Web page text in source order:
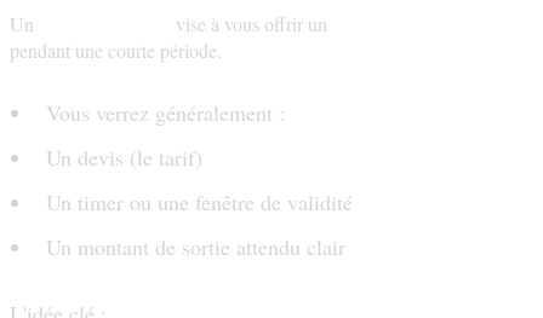
Un vise à vous offrir un
pendant une courte période.
Vous verrez généralement :
Un devis (le tarif)
Un timer ou une fenêtre de validité
Un montant de sortie attendu clair